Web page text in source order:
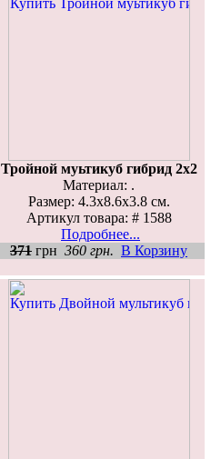
Тройной муьтикуб гибрид 2х2
Материал: .
Размер: 4.3x8.6x3.8 см.
Артикул товара: # 1588
Подробнее...
371 грн 360 грн. В Корзину